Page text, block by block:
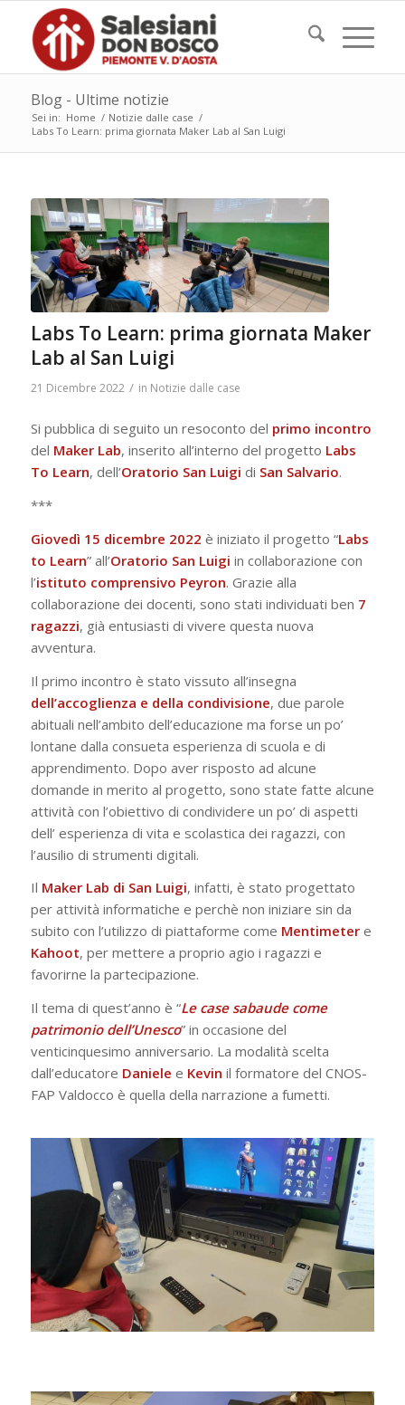
Blog - Ultime notizie
Sei in: Home / Notizie dalle case /
Labs To Learn: prima giornata Maker Lab al San Luigi
Labs To Learn: prima giornata Maker
Lab al San Luigi
21 Dicembre 2022 / in Notizie dalle case
Si pubblica di seguito un resoconto del primo incontro
del Maker Lab, inserito all’interno del progetto Labs
To Learn, dell’Oratorio San Luigi di San Salvario.
***
Giovedì 15 dicembre 2022 è iniziato il progetto “Labs
to Learn” all’Oratorio San Luigi in collaborazione con
l’istituto comprensivo Peyron. Grazie alla
collaborazione dei docenti, sono stati individuati ben 7
ragazzi, già entusiasti di vivere questa nuova
avventura.
Il primo incontro è stato vissuto all’insegna
dell’accoglienza e della condivisione, due parole
abituali nell’ambito dell’educazione ma forse un po’
lontane dalla consueta esperienza di scuola e di
apprendimento. Dopo aver risposto ad alcune
domande in merito al progetto, sono state fatte alcune
attività con l’obiettivo di condividere un po’ di aspetti
dell’ esperienza di vita e scolastica dei ragazzi, con
l’ausilio di strumenti digitali.
Il Maker Lab di San Luigi, infatti, è stato progettato
per attività informatiche e perchè non iniziare sin da
subito con l’utilizzo di piattaforme come Mentimetere
Kahoot, per mettere a proprio agio i ragazzi e
favorirne la partecipazione.
Il tema di quest’anno è “Le case sabaude come
patrimonio dell’Unesco” in occasione del
venticinquesimo anniversario. La modalità scelta
dall’educatore Daniele e Kevin il formatore del CNOS-
FAP Valdocco è quella della narrazione a fumetti.